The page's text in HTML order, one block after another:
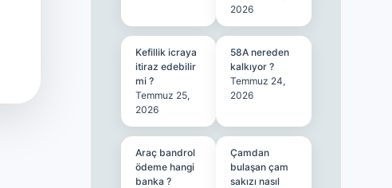
2026
Kefillik icraya
itiraz edebilir
mi ?
Temmuz 25,
2026
58A nereden
kalkıyor ?
Temmuz 24,
2026
Araç bandrol
ödeme hangi
banka ?
Çamdan
bulaşan çam
sakızı nasıl